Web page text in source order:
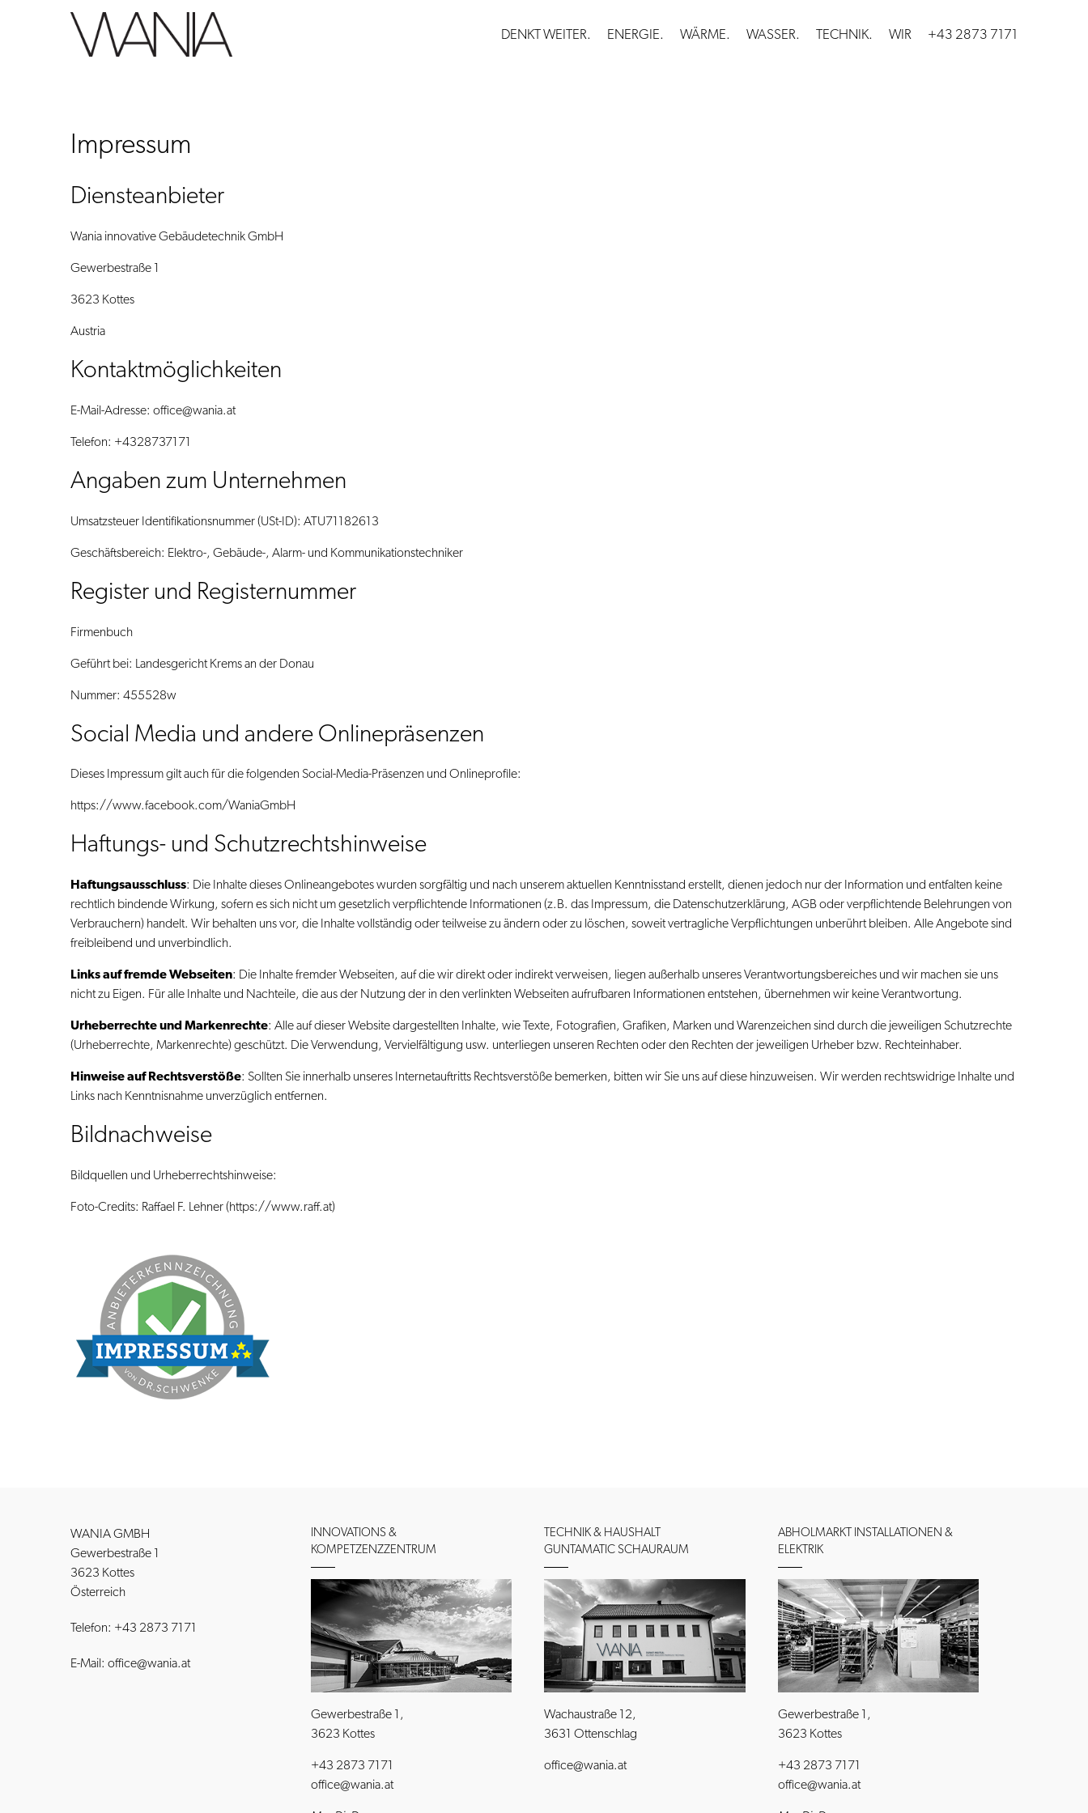
DENKT WEITER. ENERGIE. WÄRME. WASSER. TECHNIK. WIR +43 2873 7171
Impressum
Diensteanbieter
Wania innovative Gebäudetechnik GmbH
Gewerbestraße 1
3623 Kottes
Austria
Kontaktmöglichkeiten
E-Mail-Adresse: office@wania.at
Telefon: +4328737171
Angaben zum Unternehmen
Umsatzsteuer Identifikationsnummer (USt-ID): ATU71182613
Geschäftsbereich: Elektro-, Gebäude-, Alarm- und Kommunikationstechniker
Register und Registernummer
Firmenbuch
Geführt bei: Landesgericht Krems an der Donau
Nummer: 455528w
Social Media und andere Onlinepräsenzen
Dieses Impressum gilt auch für die folgenden Social-Media-Präsenzen und Onlineprofile:
https://www.facebook.com/WaniaGmbH
Haftungs- und Schutzrechtshinweise
Haftungsausschluss: Die Inhalte dieses Onlineangebotes wurden sorgfältig und nach unserem aktuellen Kenntnisstand erstellt, dienen jedoch nur der Information und entfalten keine
rechtlich bindende Wirkung, sofern es sich nicht um gesetzlich verpflichtende Informationen (z.B. das Impressum, die Datenschutzerklärung, AGB oder verpflichtende Belehrungen von
Verbrauchern) handelt. Wir behalten uns vor, die Inhalte vollständig oder teilweise zu ändern oder zu löschen, soweit vertragliche Verpflichtungen unberührt bleiben. Alle Angebote sind
freibleibend und unverbindlich.
Links auf fremde Webseiten: Die Inhalte fremder Webseiten, auf die wir direkt oder indirekt verweisen, liegen außerhalb unseres Verantwortungsbereiches und wir machen sie uns
nicht zu Eigen. Für alle Inhalte und Nachteile, die aus der Nutzung der in den verlinkten Webseiten aufrufbaren Informationen entstehen, übernehmen wir keine Verantwortung.
Urheberrechte und Markenrechte: Alle auf dieser Website dargestellten Inhalte, wie Texte, Fotografien, Grafiken, Marken und Warenzeichen sind durch die jeweiligen Schutzrechte
(Urheberrechte, Markenrechte) geschützt. Die Verwendung, Vervielfältigung usw. unterliegen unseren Rechten oder den Rechten der jeweiligen Urheber bzw. Rechteinhaber.
Hinweise auf Rechtsverstöße: Sollten Sie innerhalb unseres Internetauftritts Rechtsverstöße bemerken, bitten wir Sie uns auf diese hinzuweisen. Wir werden rechtswidrige Inhalte und
Links nach Kenntnisnahme unverzüglich entfernen.
Bildnachweise
Bildquellen und Urheberrechtshinweise:
Foto-Credits: Raffael F. Lehner (https://www.raff.at)
WANIA GMBH
Gewerbestraße 1
3623 Kottes
Österreich
Telefon: +43 2873 7171
E-Mail: office@wania.at
INNOVATIONS &
KOMPETZENZZENTRUM
Gewerbestraße 1,
3623 Kottes
+43 2873 7171
office@wania.at
TECHNIK & HAUSHALT
GUNTAMATIC SCHAURAUM
Wachaustraße 12,
3631 Ottenschlag
office@wania.at
ABHOLMARKT INSTALLATIONEN &
ELEKTRIK
Gewerbestraße 1,
3623 Kottes
+43 2873 7171
office@wania.at